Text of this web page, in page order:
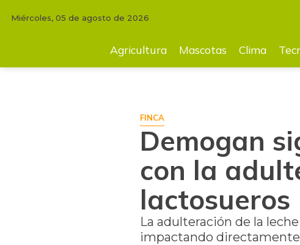
Demogan sigue en la lucha por acabar con la adulteración de
Miércoles, 05 de agosto de 2026
Agricultura Mascotas Clima
FINCA
Demogan
con la
lactosueros
La adulteración de la
impactando